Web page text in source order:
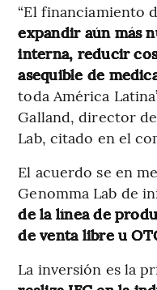
“El financiamiento
expandir aún más
interna, reducir
asequible de
toda América
Galland, director
Lab, citado en el
El acuerdo se en
Genomma Lab de
de la línea de
de venta libre u
La inversión es la